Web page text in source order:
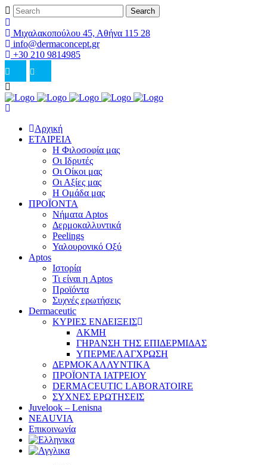
Μιχαλακοπούλου 45, Αθήνα 115 28
info@dermaconcept.gr
+30 210 9814985
Αρχική
ΕΤΑΙΡΕΙΑ
Η Φιλοσοφία μας
Οι Ιδρυτές
Οι Οίκοι μας
Οι Αξίες μας
Η Ομάδα μας
ΠΡΟΪΟΝΤΑ
Νήματα Aptos
Δερμοκαλλυντικά
Peelings
Υαλουρονικό Οξύ
Aptos
Ιστορία
Τι είναι η Aptos
Προϊόντα
Συχνές ερωτήσεις
Dermaceutic
ΚΥΡΙΕΣ ΕΝΔΕΙΞΕΙΣ
ΑΚΜΗ
ΓΗΡΑΝΣΗ ΤΗΣ ΕΠΙΔΕΡΜΙΔΑΣ
ΥΠΕΡΜΕΛΑΓΧΡΩΣΗ
ΔΕΡΜΟΚΑΛΛΥΝΤΙΚΑ
ΠΡΟΪΟΝΤΑ ΙΑΤΡΕΙΟΥ
DERMACEUTIC LABORATOIRE
ΣΥΧΝΕΣ ΕΡΩΤΗΣΕΙΣ
Juvelook – Lenisna
NEAUVIA
Επικοινωνία